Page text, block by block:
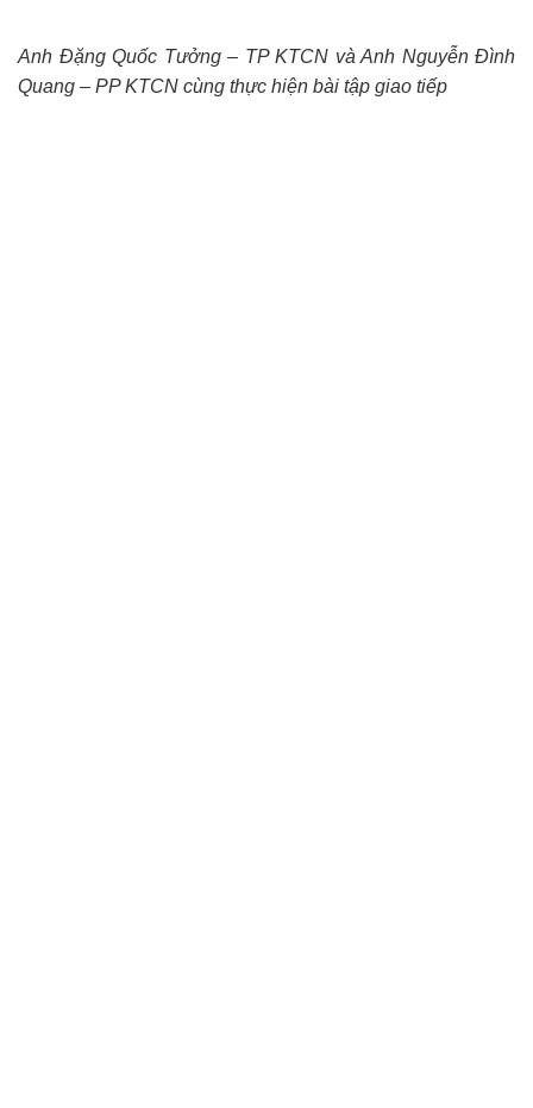
Anh Đặng Quốc Tưởng – TP KTCN và Anh Nguyễn Đình
Quang – PP KTCN cùng thực hiện bài tập giao tiếp